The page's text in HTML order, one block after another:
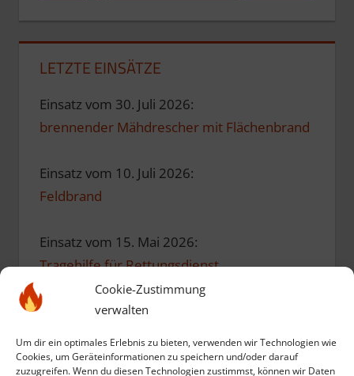
Cookie-Zustimmung
verwalten
Um dir ein optimales Erlebnis zu bieten, verwenden wir Technologien wie
Cookies, um Geräteinformationen zu speichern und/oder darauf
zuzugreifen. Wenn du diesen Technologien zustimmst, können wir Daten
LETZTE EINSÄTZE
Einsatz vom 30. Juli 2026:
brennender Mähdrescher mit Flächenbrand
Einsatz vom 10. Juli 2026:
Feldbrand
Einsatz vom 15. Mai 2026:
Tragehilfe für Rettungsdienst
Einsatz vom 10. Mai 2026: